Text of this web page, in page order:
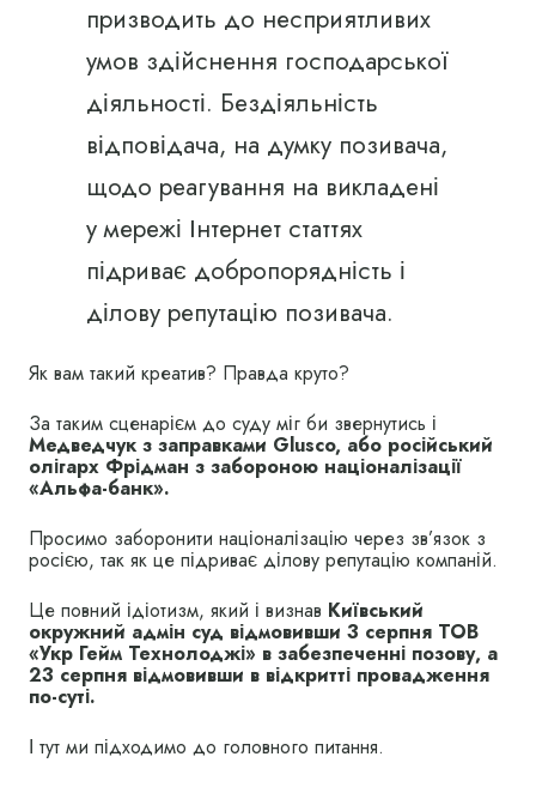
призводить до несприятливих
умов здійснення господарської
діяльності. Бездіяльність
відповідача, на думку позивача,
щодо реагування на викладені
у мережі Інтернет статтях
підриває добропорядність і
ділову репутацію позивача.
Як вам такий креатив? Правда круто?
За таким сценарієм до суду міг би звернутись і
Медведчук з заправками Glusco, або російський
олігарх Фрідман з забороною націоналізації
«Альфа-банк».
Просимо заборонити націоналізацію через зв’язок з
росією, так як це підриває ділову репутацію компаній.
Це повний ідіотизм, який і визнав Київський
окружний адмін суд відмовивши 3 серпня ТОВ
«Укр Гейм Технолоджі» в забезпеченні позову, а
23 серпня відмовивши в відкритті провадження
по-суті.
І тут ми підходимо до головного питання.